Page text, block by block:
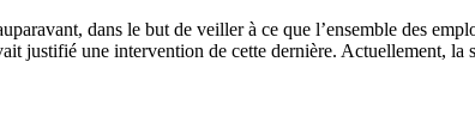
dans le but de veiller à ce que l’ensemble des
justifié une intervention de cette dernière. Actuellement,